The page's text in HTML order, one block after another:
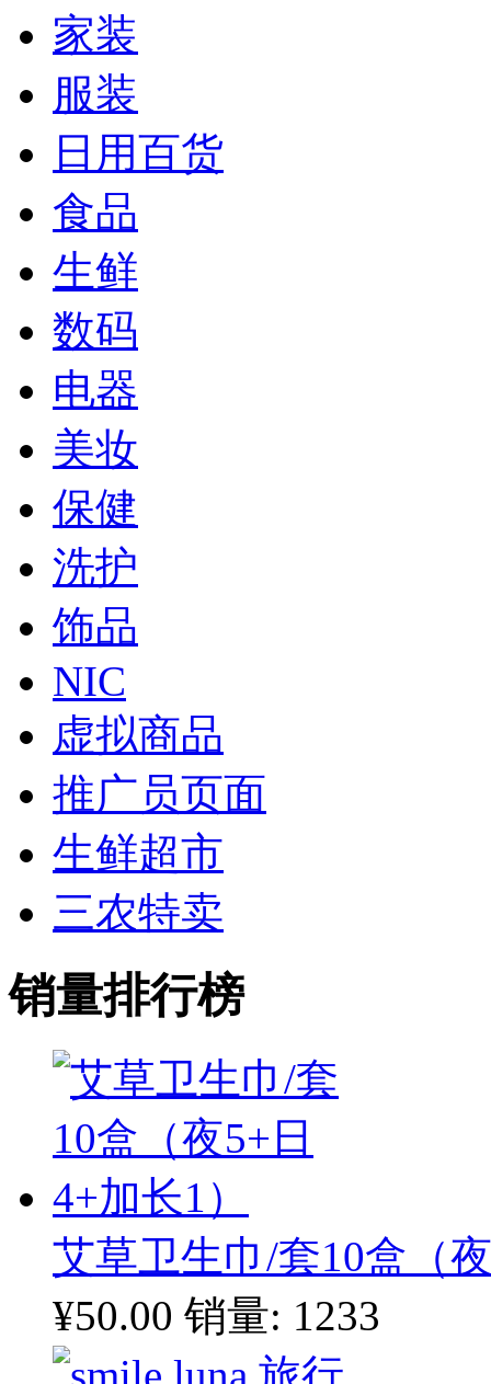
家装
服装
日用百货
食品
生鲜
数码
电器
美妆
保健
洗护
饰品
NIC
虚拟商品
推广员页面
生鲜超市
三农特卖
销量排行榜
艾草卫生巾/套10盒（
¥50.00 销量: 1233